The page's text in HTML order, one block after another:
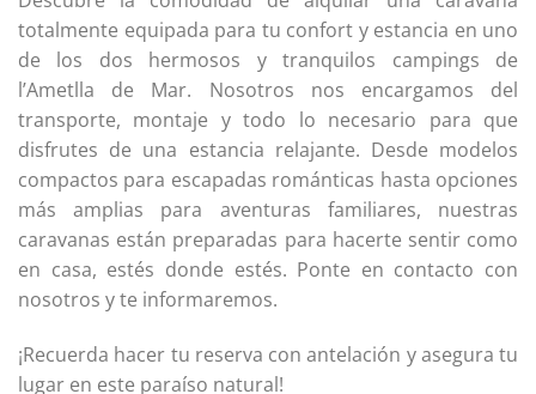
totalmente equipada para tu confort y estancia en uno
de los dos hermosos y tranquilos campings de
l’Ametlla de Mar. Nosotros nos encargamos del
transporte, montaje y todo lo necesario para que
disfrutes de una estancia relajante. Desde modelos
compactos para escapadas románticas hasta opciones
más amplias para aventuras familiares, nuestras
caravanas están preparadas para hacerte sentir como
en casa, estés donde estés. Ponte en contacto con
nosotros y te informaremos.
¡Recuerda hacer tu reserva con antelación y asegura tu
lugar en este paraíso natural!